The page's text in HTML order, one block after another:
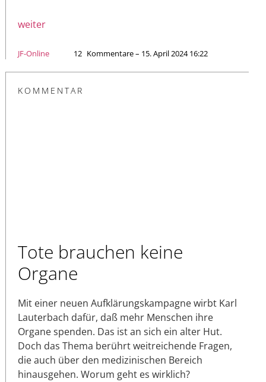
weiter
JF-Online 12 Kommentare – 15. April 2024 16:22
KOMMENTAR
Tote brauchen keine
Organe
Mit einer neuen Aufklärungskampagne wirbt Karl
Lauterbach dafür, daß mehr Menschen ihre
Organe spenden. Das ist an sich ein alter Hut.
Doch das Thema berührt weitreichende Fragen,
die auch über den medizinischen Bereich
hinausgehen. Worum geht es wirklich?